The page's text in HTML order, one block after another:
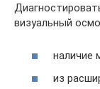
визуальный
наличие
из